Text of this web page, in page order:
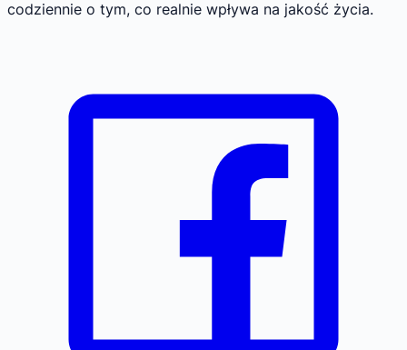
codziennie o tym, co realnie wpływa na jakość życia.